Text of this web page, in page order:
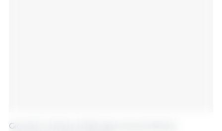
Giovedì 5 ottobre 2023/ Agricultural Market